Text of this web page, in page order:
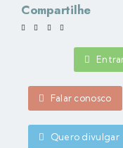
Compartilhe
Falar conosco
Quero divulgar